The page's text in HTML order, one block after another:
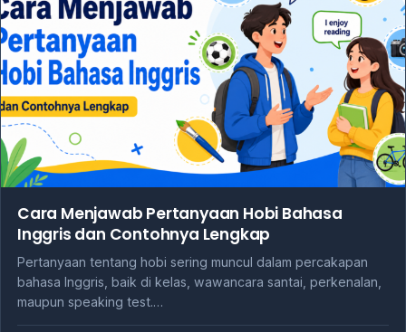
Cara Menjawab Pertanyaan Hobi Bahasa
Inggris dan Contohnya Lengkap
Pertanyaan tentang hobi sering muncul dalam percakapan
bahasa Inggris, baik di kelas, wawancara santai, perkenalan,
maupun speaking test.…